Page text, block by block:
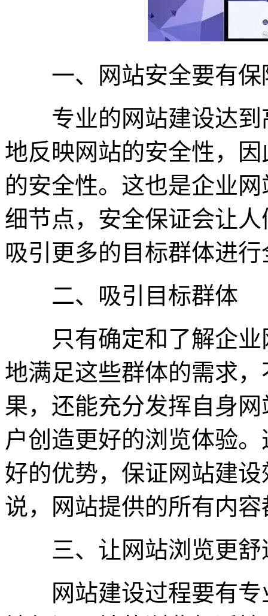
一、网站安全要有保
专业的网站建设达到
地反映网站的安全性，
的安全性。这也是企业
细节点，安全保证会让
吸引更多的目标群体进
二、吸引目标群体
只有确定和了解企业
地满足这些群体的需求
果，还能充分发挥自身
户创造更好的浏览体验
好的优势，保证网站建
说，网站提供的所有内
三、让网站浏览更舒
网站建设过程要有专